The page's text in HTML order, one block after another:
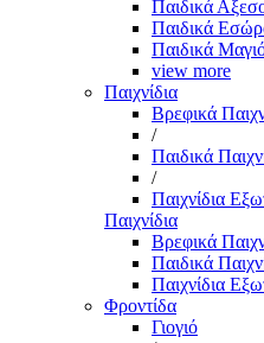
Παιδικά
Παιδικά
Παιδικά
view more
Παιχνίδια
Βρεφικά
/
Παιδικά
/
Παιχνίδια
Παιχνίδια
Βρεφικά
Παιδικά
Παιχνίδια
Φροντίδα
Γιογιό